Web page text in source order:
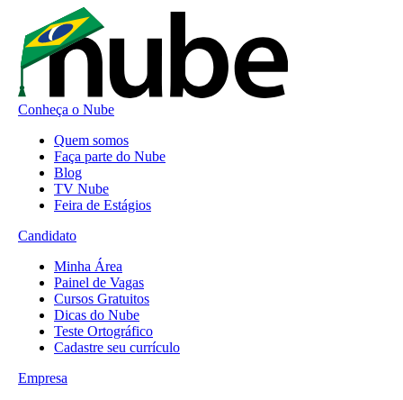
Conheça o Nube
Quem somos
Faça parte do Nube
Blog
TV Nube
Feira de Estágios
Candidato
Minha Área
Painel de Vagas
Cursos Gratuitos
Dicas do Nube
Teste Ortográfico
Cadastre seu currículo
Empresa